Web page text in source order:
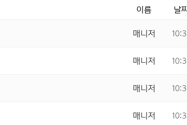
이름 날
매니저
매니저
매니저
매니저